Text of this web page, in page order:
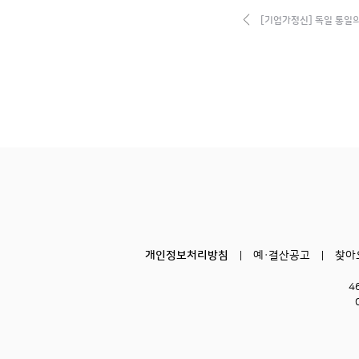
[기업가정신] 독일 통일
개인정보처리방침 예·결산공고 찾아